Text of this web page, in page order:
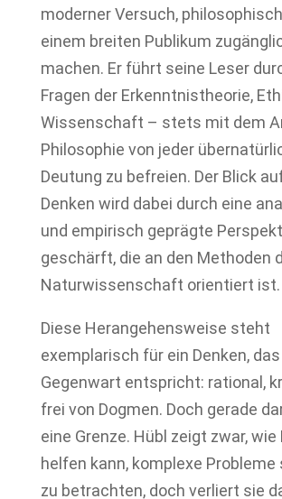
moderner Versuch,
einem breiten Publikum
machen. Er führt seine Leser
Fragen der Erkenntnistheorie,
Wissenschaft – stets mit dem
Philosophie von jeder
Deutung zu befreien. Der Blick
Denken wird dabei durch eine
und empirisch geprägte
geschärft, die an den Methoden
Naturwissenschaft orientiert ist.
Diese Herangehensweise steht
exemplarisch für ein Denken,
Gegenwart entspricht: rational,
frei von Dogmen. Doch gerade
eine Grenze. Hübl zeigt zwar,
helfen kann, komplexe
zu betrachten, doch verliert sie